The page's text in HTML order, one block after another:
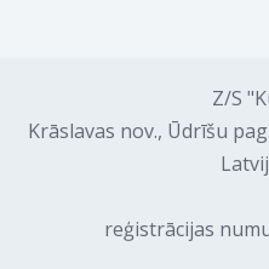
Z/S
Krāslavas nov., Ūdrīšu
reģistrācijas